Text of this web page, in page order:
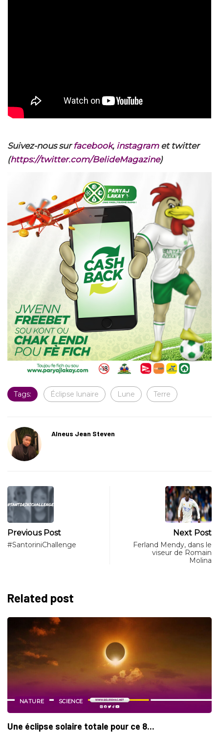
Suivez-nous sur facebook, instagramet twitter
(https://twitter.com/BelideMagazine)
Tags: Éclipse lunaire Lune Terre
Alneus Jean Steven
Previous Post
#SantoriniChallenge
Next Post
Ferland Mendy, dans le
viseur de Romain
Molina
Related post
CULTURE
Une Éclipse Lunaire totale est prévue pour...